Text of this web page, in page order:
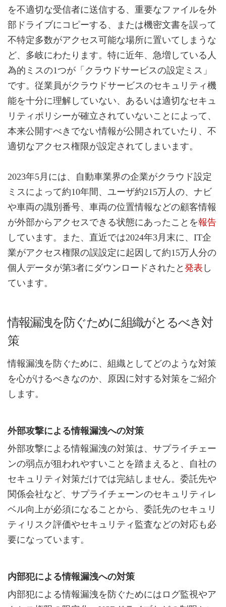
を不適切な受信者に送信する、重要なファイルを外
部ドライブにコピーする、または機密文書を誤って
不特定多数がアクセス可能な場所に置いてしまうな
ど、多岐にわたります。特に近年、急増している人
為的ミスの1つが「クラウドサービスの設定ミス」
です。従業員がクラウドサービスのセキュリティ機
能を十分に理解していない、あるいは適切なセキュ
リティポリシーが確立されていないことによって、
本来公開すべきでない情報が公開されていたり、不
適切なアクセス権限が設定されてしまいます。
2023年5月には、自動車業界の企業がクラウド設定
ミスによって約10年間、ユーザ約215万人の、ナビ
や車両の識別番号、車両の位置情報などの顧客情報
が外部からアクセスできる状態にあったことを報告
しています。また、直近では2024年3月末に、IT企
業がアクセス権限の誤設定に起因して約15万人分の
個人データが第3者にダウンロードされたと 発表 し
ています。
情報漏洩を防ぐために組織がとるべき対
策
情報漏洩を防ぐために、組織としてどのような対策
を心がけるべきなのか、原因に対する対策をご紹介
します。
外部攻撃による情報漏洩への対策
外部攻撃による情報漏洩の対策は、サプライチェー
ンの弱点が狙われやすいことを踏まえると、自社の
セキュリティ対策だけでは完結しません。委託先や
関係会社など、サプライチェーンのセキュリティレ
ベル向上が必須になることから、委託先のセキュリ
ティリスク評価やセキュリティ監査などの対応も必
要になっています。
内部犯による情報漏洩への対策
内部犯による情報漏洩を防ぐためにはログ監視やア